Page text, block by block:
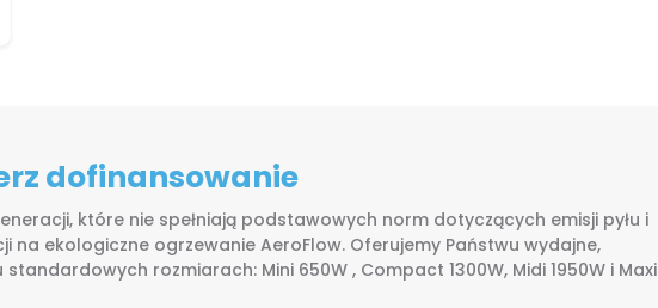
dofinansowanie
które nie spełniają podstawowych norm dotyczących emisji pyłu i
na ekologiczne ogrzewanie AeroFlow. Oferujemy Państwu wydajne,
rozmiarach: Mini 650W , Compact 1300W, Midi 1950W i Maxi